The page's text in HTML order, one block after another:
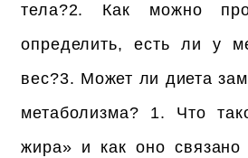
тела?2. Как можно
определить, есть ли у
вес?3. Может ли диета
метаболизма? 1. Что
жира» и как оно